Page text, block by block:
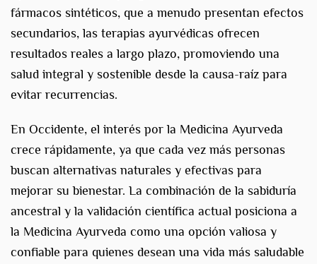
fármacos sintéticos, que a menudo presentan efectos
secundarios, las terapias ayurvédicas ofrecen
resultados reales a largo plazo, promoviendo una
salud integral y sostenible desde la causa-raíz para
evitar recurrencias.
En Occidente, el interés por la Medicina Ayurveda
crece rápidamente, ya que cada vez más personas
buscan alternativas naturales y efectivas para
mejorar su bienestar. La combinación de la sabiduría
ancestral y la validación científica actual posiciona a
la Medicina Ayurveda como una opción valiosa y
confiable para quienes desean una vida más saludable